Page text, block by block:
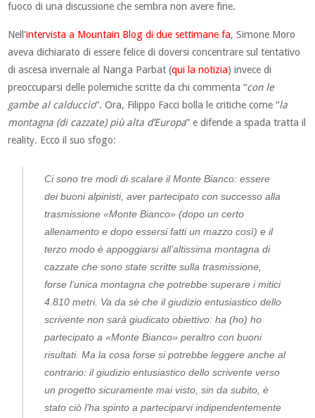
fuoco di una discussione che sembra non avere fine.
Nell’intervista a Mountain Blog di due settimane fa, Simone Moro
aveva dichiarato di essere felice di doversi concentrare sul tentativo
di ascesa invernale al Nanga Parbat (qui la notizia) invece di
preoccuparsi delle polemiche scritte da chi commenta “con le
gambe al calduccio“. Ora, Filippo Facci bolla le critiche come “la
montagna (di cazzate) più alta d’Europa” e difende a spada tratta il
reality. Ecco il suo sfogo:
Ci sono tre modi di scalare il Monte Bianco: essere
dei buoni alpinisti, aver partecipato con successo alla
trasmissione «Monte Bianco» (dopo un certo
allenamento e dopo essersi fatti un mazzo così) e il
terzo modo è appoggiarsi all’altissima montagna di
cazzate che sono state scritte sulla trasmissione,
forse l’unica montagna che potrebbe superare i mitici
4.810 metri. Va da sè che il giudizio entusiastico dello
scrivente non sarà giudicato obiettivo: ha (ho) ho
partecipato a «Monte Bianco» peraltro con buoni
risultati. Ma la cosa forse si potrebbe leggere anche al
contrario: il giudizio entusiastico dello scrivente verso
un progetto sicuramente mai visto, sin da subito, è
stato ciò l’ha spinto a parteciparvi indipendentemente